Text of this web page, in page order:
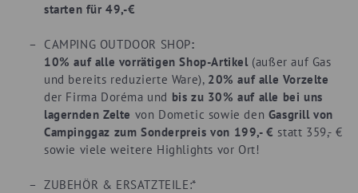
starten für 49,-€
CAMPING OUTDOOR SHOP:
10% auf alle vorrätigen Shop-Artikel(außer auf Gas
und bereits reduzierte Ware), 20% auf alle Vorzelte
der Firma Doréma und bis zu 30% auf alle bei uns
lagernden Zelte von Dometic sowie den Gasgrill von
Campinggaz zum Sonderpreis von 199,- €statt 359,- €
sowie viele weitere Highlights vor Ort!
ZUBEHÖR & ERSATZTEILE:*